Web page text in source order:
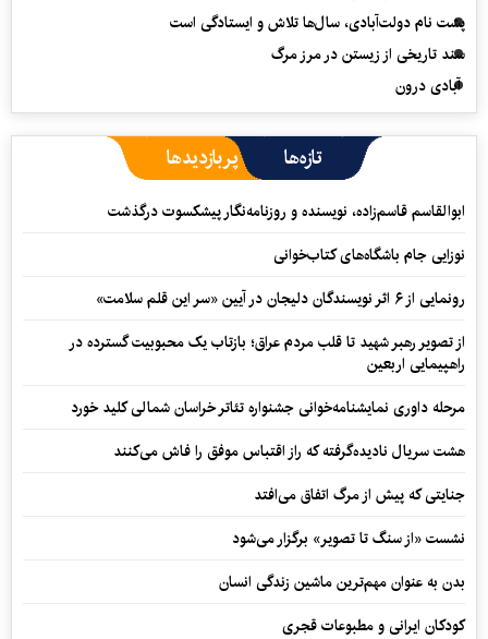
پشت نام دولت‌آبادی، سال‌ها تلاش و ایستادگی است
سند تاریخی از زیستن در مرز مرگ
آبادی درون
تازه‌ها پربازدیدها
ابوالقاسم قاسم‌زاده، نویسنده و روزنامه‌نگار پیشکسوت درگذشت
نوزایی جام باشگاه‌های کتاب‌خوانی
رونمایی از ۶ اثر نویسندگان دلیجان در آیین «سر این قلم سلامت»
از تصویر رهبر شهید تا قلب مردم عراق؛ بازتاب یک محبوبیت گسترده در
راهپیمایی اربعین
مرحله داوری نمایشنامه‌خوانی جشنواره تئاتر خراسان شمالی کلید خورد
هشت سریال نادیده‌گرفته که راز اقتباس موفق را فاش می‌کنند
جنایتی که پیش از مرگ اتفاق می‌افتد
نشست «از سنگ تا تصویر» برگزار می‌شود
بدن به عنوان مهم‌ترین ماشین زندگی انسان
کودکان ایرانی و مطبوعات قجری